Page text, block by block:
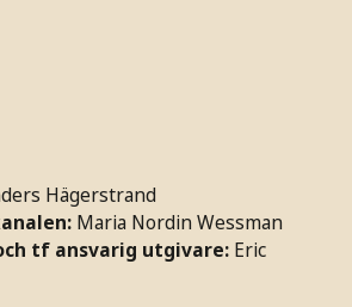
Hägerstrand
Maria Nordin Wessman
tf ansvarig utgivare: Eric